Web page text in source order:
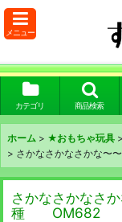
メニュー
カテゴリ 商品検索
ホーム > ★おもちゃ玩具 >
> さかなさかなさかな
さかなさかなさ
種 OM682